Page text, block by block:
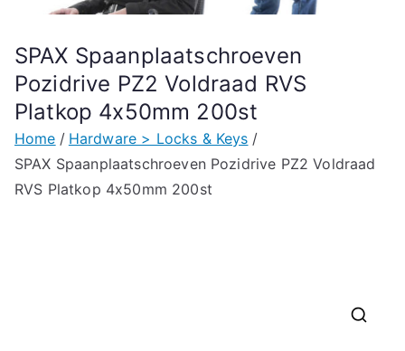
SPAX Spaanplaatschroeven
Pozidrive PZ2 Voldraad RVS
Platkop 4x50mm 200st
Home
Hardware > Locks & Keys
SPAX Spaanplaatschroeven Pozidrive PZ2 Voldraad
RVS Platkop 4x50mm 200st